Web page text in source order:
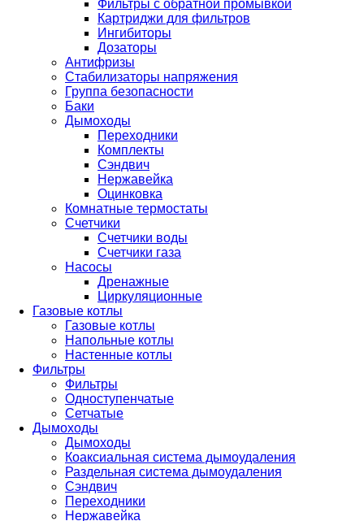
Фильтры с обратной промывкой
Картриджи для фильтров
Ингибиторы
Дозаторы
Антифризы
Стабилизаторы напряжения
Группа безопасности
Баки
Дымоходы
Переходники
Комплекты
Сэндвич
Нержавейка
Оцинковка
Комнатные термостаты
Счетчики
Счетчики воды
Счетчики газа
Насосы
Дренажные
Циркуляционные
Газовые котлы
Газовые котлы
Напольные котлы
Настенные котлы
Фильтры
Фильтры
Одноступенчатые
Сетчатые
Дымоходы
Дымоходы
Коаксиальная система дымоудаления
Раздельная система дымоудаления
Сэндвич
Переходники
Нержавейка